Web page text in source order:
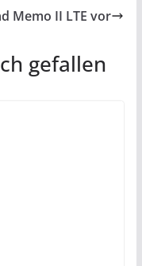
Memo II LTE vor
gefallen